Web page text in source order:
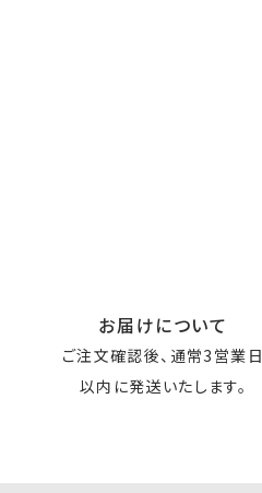
お届けについて
ご注文確認後、通常3営業日
以内に発送いたします。